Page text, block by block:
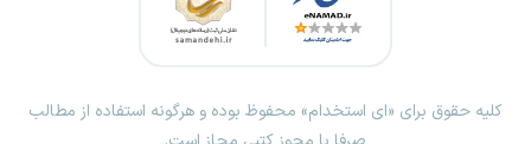
کلیه حقوق برای «ای استخدام» محفوظ بوده و هرگونه استفاده از مطالب